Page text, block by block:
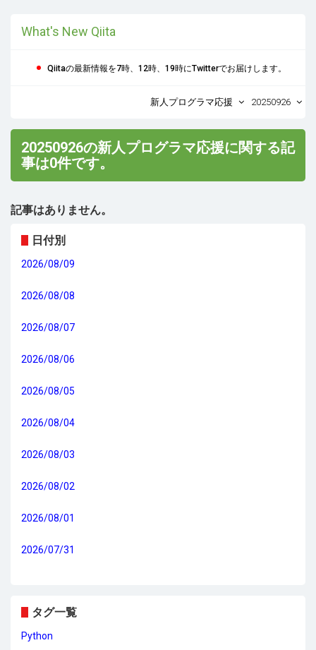
What's New Qiita
Qiitaの最新情報を7時、12時、19時にTwitterでお届けします。
新人プログラマ応援 20250926
20250926の新人プログラマ応援に関する記
事は0件です。
記事はありません。
日付別
2026/08/09
2026/08/08
2026/08/07
2026/08/06
2026/08/05
2026/08/04
2026/08/03
2026/08/02
2026/08/01
2026/07/31
タグ一覧
Python